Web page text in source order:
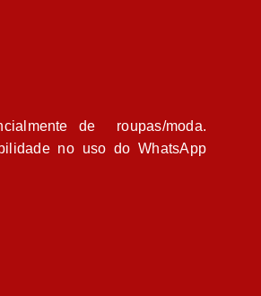
de
roupas/moda.
no uso do WhatsApp